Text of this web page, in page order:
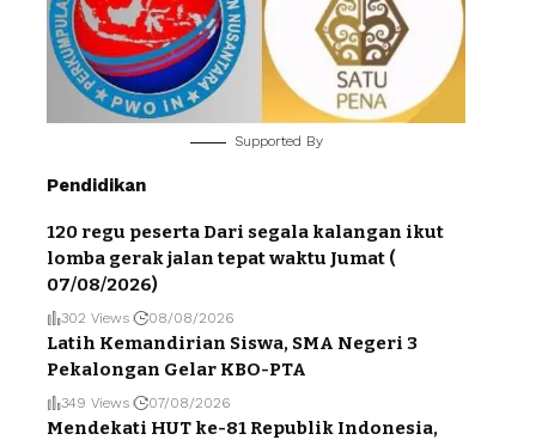
Supported By
Pendidikan
120 regu peserta Dari segala kalangan ikut
lomba gerak jalan tepat waktu Jumat (
07/08/2026)
302 Views 08/08/2026
Latih Kemandirian Siswa, SMA Negeri 3
Pekalongan Gelar KBO-PTA
349 Views 07/08/2026
Mendekati HUT ke-81 Republik Indonesia,